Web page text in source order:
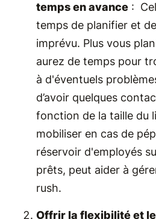
temps en avance :
temps de planifier et
imprévu. Plus vous
aurez de temps pour
à d'éventuels
d’avoir quelques
fonction de la taille du
mobiliser en cas de
réservoir d'employés
prêts, peut aider à
rush.
Offrir la flexibilité et